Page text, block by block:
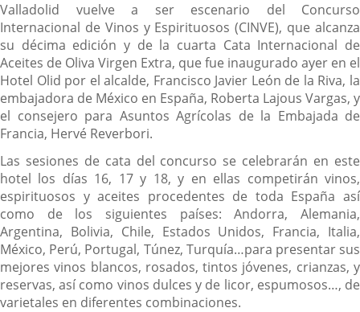
Valladolid vuelve a ser escenario del Concurso
Internacional de Vinos y Espirituosos (CINVE), que alcanza
su décima edición y de la cuarta Cata Internacional de
Aceites de Oliva Virgen Extra, que fue inaugurado ayer en el
Hotel Olid por el alcalde, Francisco Javier León de la Riva, la
embajadora de México en España, Roberta Lajous Vargas, y
el consejero para Asuntos Agrícolas de la Embajada de
Francia, Hervé Reverbori.
Las sesiones de cata del concurso se celebrarán en este
hotel los días 16, 17 y 18, y en ellas competirán vinos,
espirituosos y aceites procedentes de toda España así
como de los siguientes países: Andorra, Alemania,
Argentina, Bolivia, Chile, Estados Unidos, Francia, Italia,
México, Perú, Portugal, Túnez, Turquía…para presentar sus
mejores vinos blancos, rosados, tintos jóvenes, crianzas, y
reservas, así como vinos dulces y de licor, espumosos…, de
varietales en diferentes combinaciones.